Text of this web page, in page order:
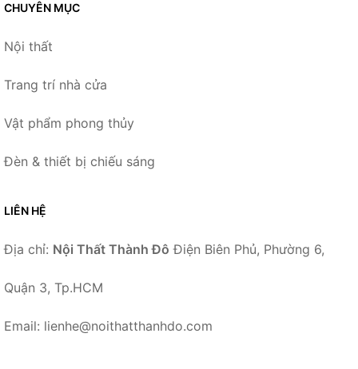
CHUYÊN MỤC
Nội thất
Trang trí nhà cửa
Vật phẩm phong thủy
Đèn & thiết bị chiếu sáng
LIÊN HỆ
Địa chỉ: Nội Thất Thành Đô Điện Biên Phủ, Phường 6,
Quận 3, Tp.HCM
Email: lienhe@noithatthanhdo.com